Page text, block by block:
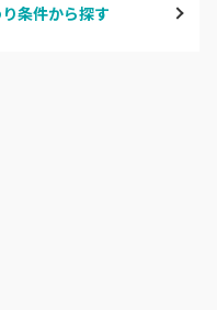
条件から探す